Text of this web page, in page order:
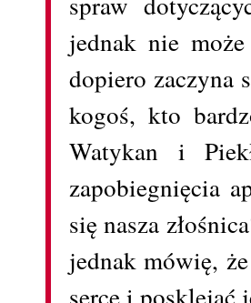
jednak nie
dopiero zaczyna
kogoś, kto
Watykan i
zapobiegnięcia
się nasza
jednak mówię,
serce i posklejać